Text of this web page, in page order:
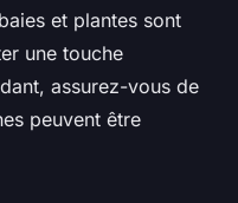
et plantes sont
une touche
assurez-vous de
peuvent être